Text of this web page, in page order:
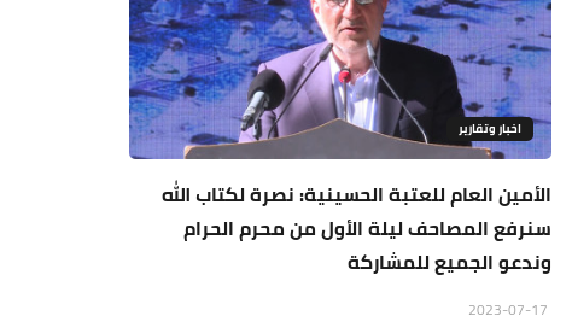
اخبار وتقارير
الأمين العام للعتبة الحسينية: نصرة لكتاب الله
سنرفع المصاحف ليلة الأول من محرم الحرام
وندعو الجميع للمشاركة